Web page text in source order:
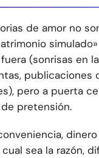
de amor no
(sonrisas en
publicaciones
pero a puerta
pretensión.
sea la razón,